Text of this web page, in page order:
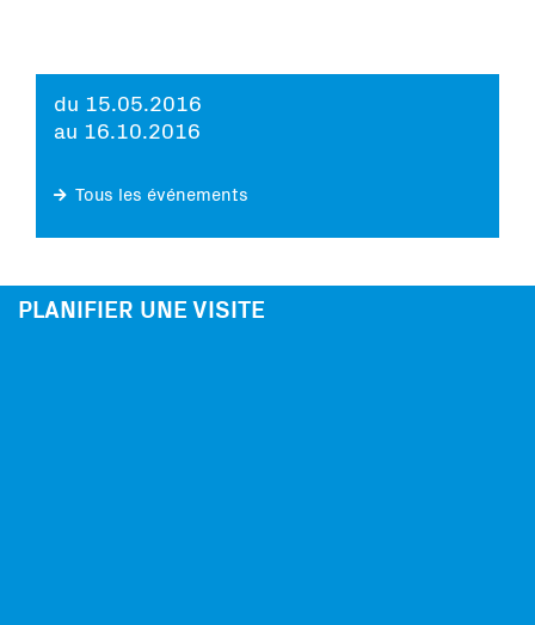
du 15.05.2016
au 16.10.2016
Tous les événements
PLANIFIER UNE VISITE